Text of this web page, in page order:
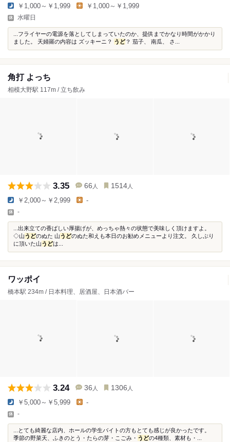
￥1,000～￥1,999 ￥1,000～￥1,999
水曜日
...フライヤーの電源を落としてしまっていたのか、提供までかなり時間がかかり
ました。 天婦羅の内容は ズッキーニ？ うど？ 茄子、 南瓜、 さ...
角打 よっち
相模大野駅 117m / 立ち飲み
3.35 66 人 1514 人
￥2,000～￥2,999 -
-
...出来立ての香ばしい厚揚げが、めっちゃ熱々の状態で美味しく頂けますよ。
◇山うどのぬた 山うどのぬた和えも本日のお勧めメニューより注文。 久しぶり
に頂いた山うどは...
ワッポイ
橋本駅 234m / 日本料理、居酒屋、日本酒バー
3.24 36 人 1306 人
￥5,000～￥5,999 -
-
...とても綺麗な店内、ホールの学生バイトの方もとても感じが良かったです。
季節の野菜天、ふきのとう・たらの芽・こごみ・ うどの4種類、素材も・...